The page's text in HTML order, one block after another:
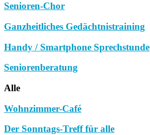
Senioren-Chor
Ganzheitliches Gedächtnistraining
Handy / Smartphone Sprechstunde
Seniorenberatung
Alle
Wohnzimmer-Café
Der Sonntags-Treff für alle